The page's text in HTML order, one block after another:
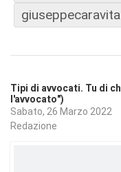
giuseppecaravita
Tipi di avvocati. Tu di
l'avvocato")
Sabato, 26 Marzo 2022
Redazione